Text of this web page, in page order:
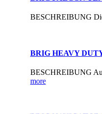
BESCHREIBUNG
BRIG HEAVY
BESCHREIBUNG
more